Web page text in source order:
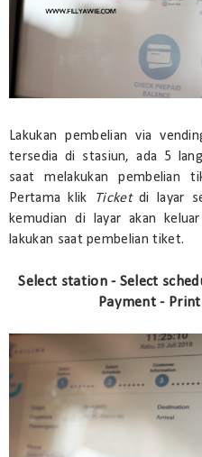
Lakukan pembelian via
tersedia di stasiun, ada 5
saat melakukan pembelian
Pertama klik
Ticketdi layar
kemudian di layar akan
lakukan saat pembelian tiket.
Select station - Select
Payment -